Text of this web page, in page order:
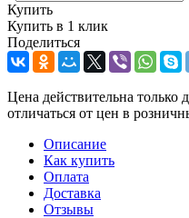
Купить
Купить в 1 клик
Поделиться
Цена действительна только
отличаться от цен в
Описание
Как купить
Оплата
Доставка
Отзывы